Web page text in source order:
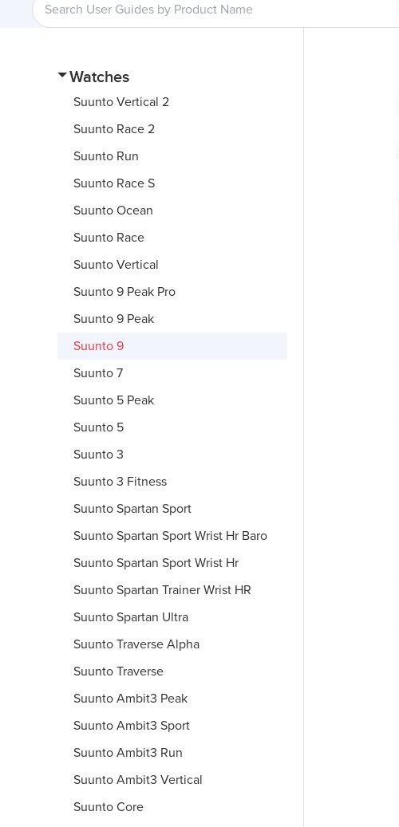
Watches
Suunto Vertical 2
Suunto Race 2
Suunto Run
Suunto Race S
Suunto Ocean
Suunto Race
Suunto Vertical
Suunto 9 Peak Pro
Suunto 9 Peak
Suunto 9
Suunto 7
Suunto 5 Peak
Suunto 5
Suunto 3
Suunto 3 Fitness
Suunto Spartan Sport
Suunto Spartan Sport Wrist Hr Baro
Suunto Spartan Sport Wrist Hr
Suunto Spartan Trainer Wrist HR
Suunto Spartan Ultra
Suunto Traverse Alpha
Suunto Traverse
Suunto Ambit3 Peak
Suunto Ambit3 Sport
Suunto Ambit3 Run
Suunto Ambit3 Vertical
Suunto Core